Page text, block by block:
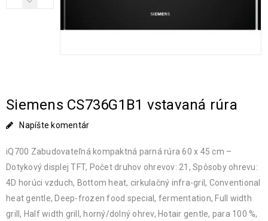
Siemens CS736G1B1 vstavaná rúra
Napíšte komentár
iQ700 Zabudovateľná kompaktná parná rúra 60 x 45 cm –
Dotykový displej TFT, Počet druhov ohrevov: 21, Spôsoby ohrevu:
4D horúci vzduch, Bottom heat, cirkulačný infra-gril, Conventional
heat gentle, Deep-frozen food special, fermentation, Full width
grill, Half width grill, horný/dolný ohrev, Hotair gentle, para 100 %,